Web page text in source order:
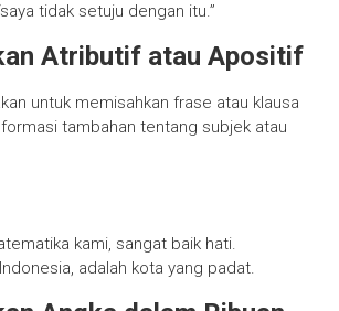
tidak setuju dengan itu.”
Atributif atau Apositif
untuk memisahkan frase atau klausa
tambahan tentang subjek atau
kami, sangat baik hati.
adalah kota yang padat.